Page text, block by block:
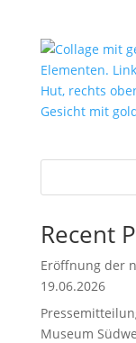
Recent
Eröffnung der
19.06.2026
Museum